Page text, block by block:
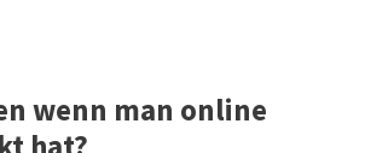
wenn man online
hat?